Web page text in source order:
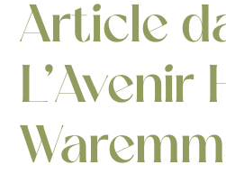
Article
L’Avenir